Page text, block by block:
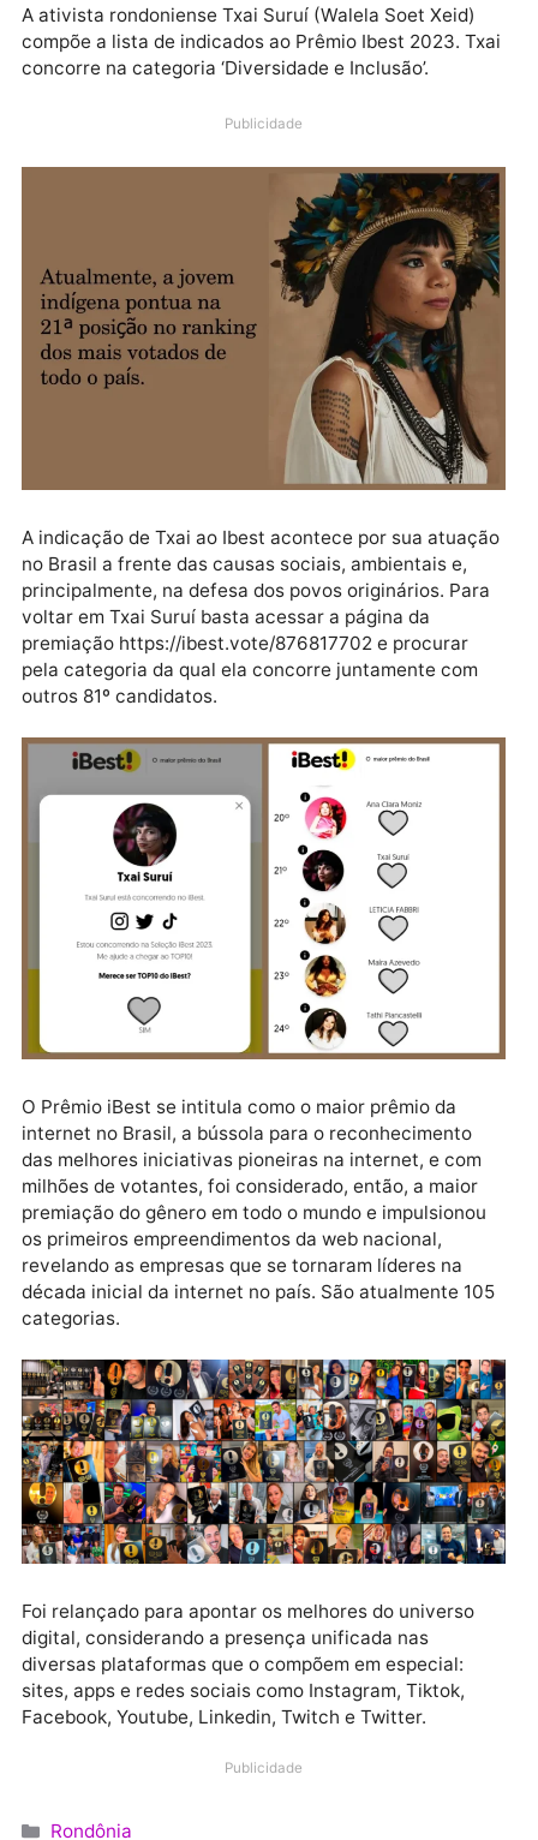
concorre na categoria ‘Diversidade e Inclusão’.
Publicidade
A indicação de Txai ao Ibest acontece por sua
principalmente, na defesa dos povos originários.
voltar em Txai Suruí basta acessar a página da
premiação https://ibest.vote/876817702 e procurar
pela categoria da qual ela concorre juntamente com
outros 81º candidatos.
O Prêmio iBest se intitula como o maior prêmio da
internet no Brasil, a bússola para o reconhecimento
das melhores iniciativas pioneiras na internet, e com
milhões de votantes, foi considerado, então, a maior
premiação do gênero em todo o mundo e
os primeiros empreendimentos da web nacional,
revelando as empresas que se tornaram líderes na
década inicial da internet no país. São atualmente
categorias.